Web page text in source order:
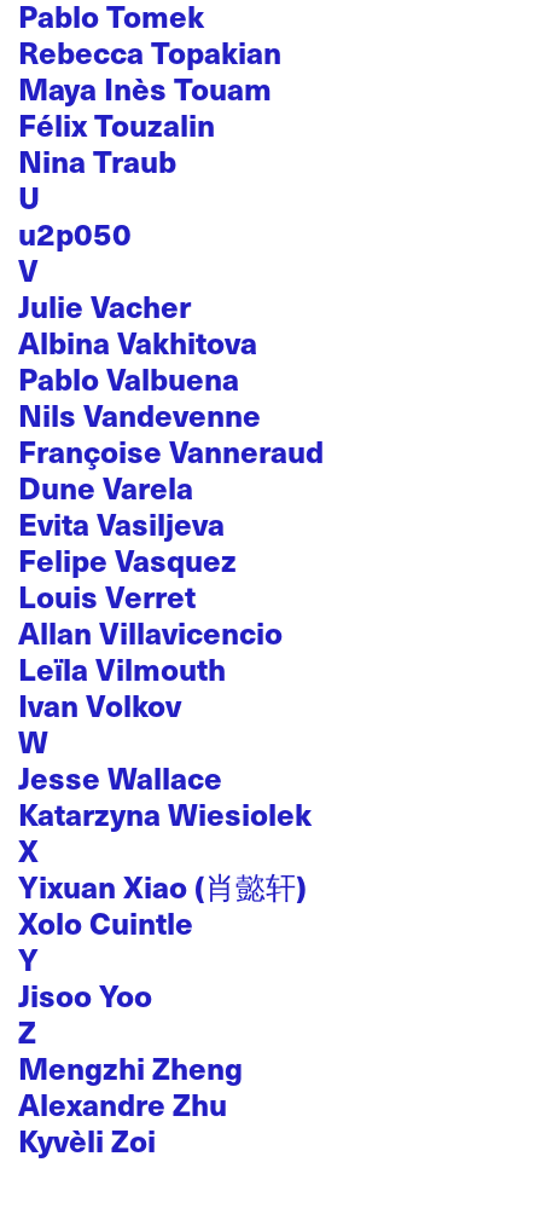
Pablo Tomek
Rebecca Topakian
Maya Inès Touam
Félix Touzalin
Nina Traub
U
u2p050
V
Julie Vacher
Albina Vakhitova
Pablo Valbuena
Nils Vandevenne
Françoise Vanneraud
Dune Varela
Evita Vasiljeva
Felipe Vasquez
Louis Verret
Allan Villavicencio
Leïla Vilmouth
Ivan Volkov
W
Jesse Wallace
Katarzyna Wiesiolek
X
Yixuan Xiao (肖懿轩)
Xolo Cuintle
Y
Jisoo Yoo
Z
Mengzhi Zheng
Alexandre Zhu
Kyvèli Zoi